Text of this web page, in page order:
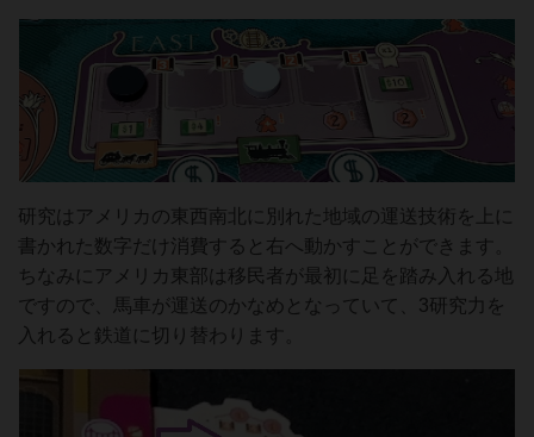
研究はアメリカの東西南北に別れた地域の運送技術を上に
書かれた数字だけ消費すると右へ動かすことができます。
ちなみにアメリカ東部は移民者が最初に足を踏み入れる地
ですので、馬車が運送のかなめとなっていて、3研究力を
入れると鉄道に切り替わります。